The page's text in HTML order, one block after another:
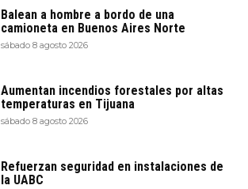
Balean a hombre a bordo de una
camioneta en Buenos Aires Norte
sábado 8 agosto 2026
Aumentan incendios forestales por altas
temperaturas en Tijuana
sábado 8 agosto 2026
Refuerzan seguridad en instalaciones de
la UABC